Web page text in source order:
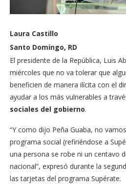
Laura Castillo
Santo Domingo, RD
El presidente de la República, Luis
miércoles que no va tolerar que
beneficien de manera ilícita con el
ayudar a los más vulnerables a
sociales del gobierno.
“Y como dijo Peña Guaba, no
programa social (refiriéndose a
una persona se robe ni un centavo
nacional”, expresó durante la
las tarjetas del programa Supérate.